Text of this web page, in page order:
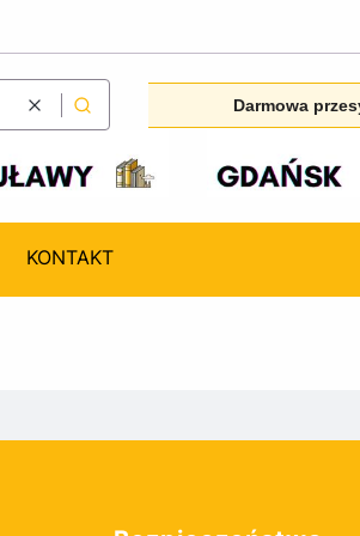
WyczyśćSzukaj Darmowa
KONTAKT